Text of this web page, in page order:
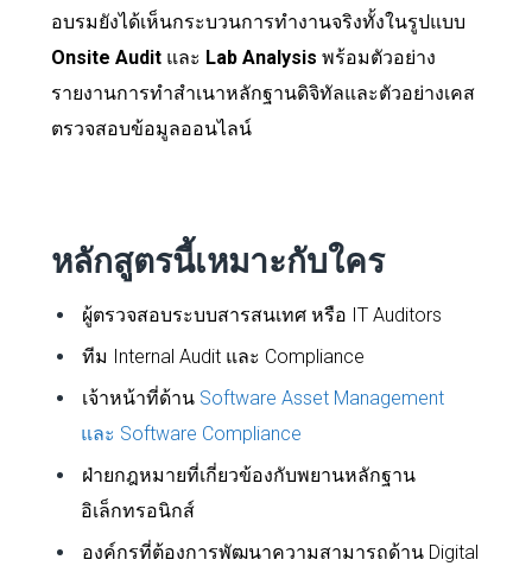
อบรมยังได้เห็นกระบวนการทำงานจริงทั้งในรูปแบบ
Onsite Auditและ Lab Analysis พร้อมตัวอย่าง
รายงานการทำสำเนาหลักฐานดิจิทัลและตัวอย่างเคส
ตรวจสอบข้อมูลออนไลน์
หลักสูตรนี้เหมาะกับใคร
ผู้ตรวจสอบระบบสารสนเทศ หรือ IT Auditors
ทีม Internal Audit และ Compliance
เจ้าหน้าที่ด้าน Software Asset Management
และ Software Compliance
ฝ่ายกฎหมายที่เกี่ยวข้องกับพยานหลักฐาน
อิเล็กทรอนิกส์
องค์กรที่ต้องการพัฒนาความสามารถด้าน Digital